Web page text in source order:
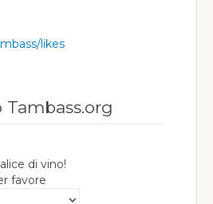
likes
Tambass.org
di vino!
favore